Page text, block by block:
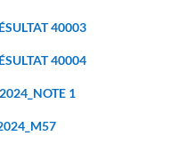
40003
40004
1